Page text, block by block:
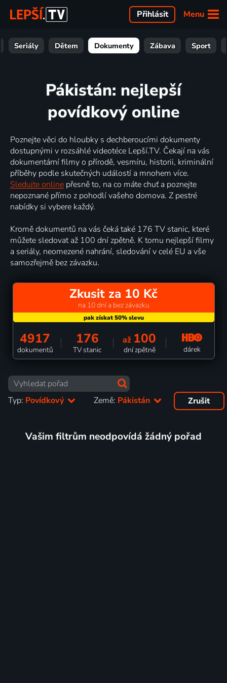
Menu
Přihlásit
Seriály Dětem Dokumenty Zábava Sport
Pákistán: nejlepší
povídkový online
Poznejte věci do hloubky s dechberoucími dokumenty
dostupnými v rozsáhlé videotéce Lepší.TV. Čekají na vás
dokumentární filmy o přírodě, vesmíru, historii, kriminální
příběhy podle skutečných událostí a mnohem více.
Sledujte online přesně to, na co máte chuť a poznejte
nepoznané přímo z pohodlí vašeho domova. Z pestré
nabídky si vybere každý.
Kromě dokumentů na vás čeká také 176 TV stanic, které
můžete sledovat až 100 dní zpětně. K tomu nejlepší filmy
a seriály, neomezené nahrání, sledování v celé EU a vše
samozřejmě bez závazku.
Zkusit za 10 Kč
na 10 dní a bez závazku
4917
dokumentů
176
TV stanic
až 100
dní zpětně dárek
Typ: Povídkový Země: Pákistán Zrušit
Vašim filtrům neodpovídá žádný pořad